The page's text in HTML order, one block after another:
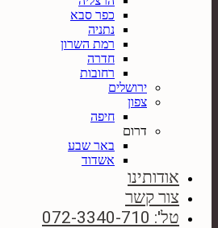
כפר סבא
נתניה
רמת השרון
חדרה
רחובות
ירושלים
צפון
חיפה
דרום
באר שבע
אשדוד
אודותינו
צור קשר
טל': 072-3340-710